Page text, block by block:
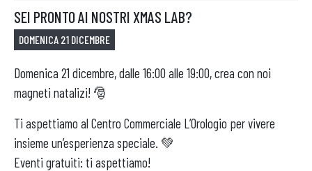
SEI PRONTO AI NOSTRI XMAS LAB?
DOMENICA 21 DICEMBRE
Domenica 21 dicembre, dalle 16:00 alle 19:00, crea con noi
magneti natalizi! 🎅
Ti aspettiamo al Centro Commerciale L’Orologio per vivere
insieme un’esperienza speciale. 💚
Eventi gratuiti: ti aspettiamo!